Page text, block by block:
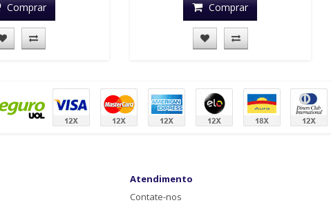
Comprar Comprar
Atendimento
Contate-nos